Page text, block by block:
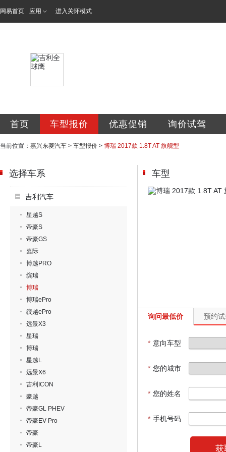
网易首页 应用 进入关怀模式
首页 车型报价 优惠促销 询价试驾
当前位置： 嘉兴东菱汽车 > 车型报价 > 博瑞 2017款 1.8T AT 旗舰型
选择车系
吉利汽车
星越S
帝豪S
帝豪GS
嘉际
博越PRO
缤瑞
博瑞
博瑞ePro
缤越ePro
远景X3
星瑞
博瑞
星越L
远景X6
吉利ICON
豪越
帝豪GL PHEV
帝豪EV Pro
帝豪
帝豪L
车型
询问最低价 预约
* 意向车型
* 您的城市
* 您的姓名
* 手机号码
获